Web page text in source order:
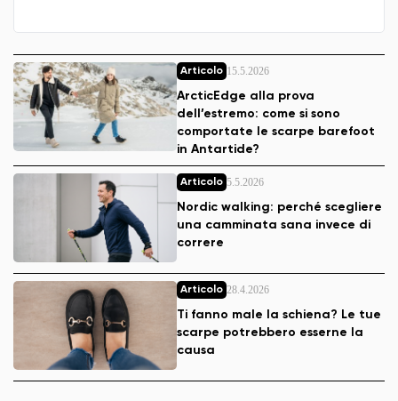
Articolo 15.5.2026
ArcticEdge alla prova
dell’estremo: come si sono
comportate le scarpe barefoot
in Antartide?
Articolo 5.5.2026
Nordic walking: perché scegliere
una camminata sana invece di
correre
Articolo 28.4.2026
Ti fanno male la schiena? Le tue
scarpe potrebbero esserne la
causa